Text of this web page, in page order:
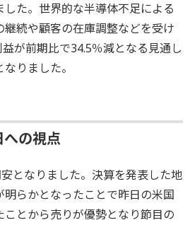
した。世界的な半導体不足による
続や顧客の在庫調整などを受け
が前期比で34.5％減となる見通し
りました。
の視点
となりました。決算を発表した地
らかとなったことで昨日の米国
とから売りが優勢となり節目の